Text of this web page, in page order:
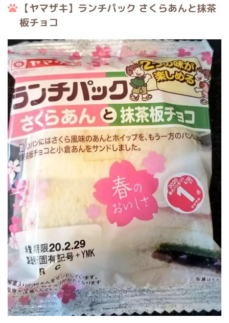
【ヤマザキ】ランチパック さくらあんと抹茶
板チョコ